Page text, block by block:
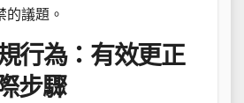
的議題。
行為：有效更正
步驟